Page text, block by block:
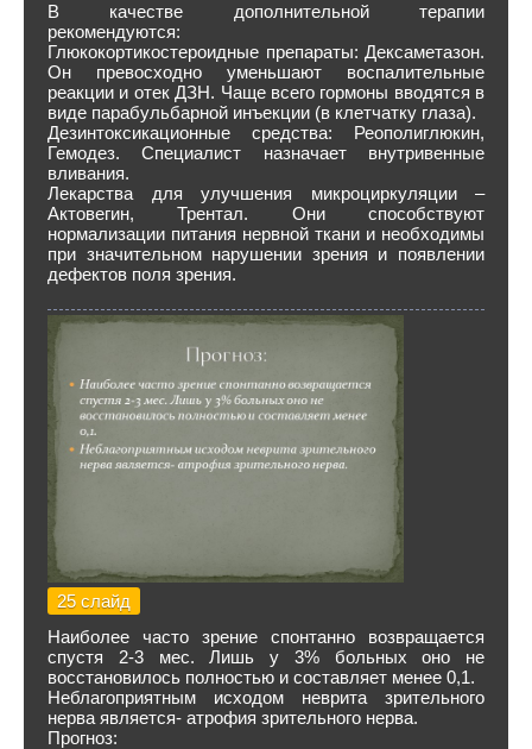
В качестве дополнительной терапии
рекомендуются:
Глюкокортикостероидные препараты: Дексаметазон.
Он превосходно уменьшают воспалительные
реакции и отек ДЗН. Чаще всего гормоны вводятся в
виде парабульбарной инъекции (в клетчатку глаза).
Дезинтоксикационные средства: Реополиглюкин,
Гемодез. Специалист назначает внутривенные
вливания.
Лекарства для улучшения микроциркуляции –
Актовегин, Трентал. Они способствуют
нормализации питания нервной ткани и необходимы
при значительном нарушении зрения и появлении
дефектов поля зрения.
25 слайд
Наиболее часто зрение спонтанно возвращается
спустя 2-3 мес. Лишь у 3% больных оно не
восстановилось полностью и составляет менее 0,1.
Неблагоприятным исходом неврита зрительного
нерва является- атрофия зрительного нерва.
Прогноз: